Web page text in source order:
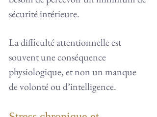
sécurité intérieure.
La difficulté attentionnelle est
souvent une conséquence
physiologique, et non un manque
de volonté ou d’intelligence.